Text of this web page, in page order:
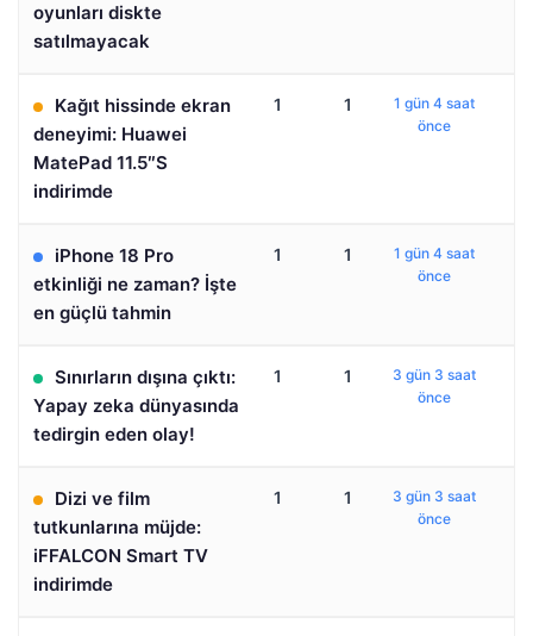
oyunları diskte
satılmayacak
Kağıt hissinde ekran
deneyimi: Huawei
MatePad 11.5″S
indirimde
1 1
1 gün 4 saat
önce
iPhone 18 Pro
etkinliği ne zaman? İşte
en güçlü tahmin
1 1
1 gün 4 saat
önce
Sınırların dışına çıktı:
Yapay zeka dünyasında
tedirgin eden olay!
1 1
3 gün 3 saat
önce
Dizi ve film
tutkunlarına müjde:
iFFALCON Smart TV
indirimde
1 1
3 gün 3 saat
önce